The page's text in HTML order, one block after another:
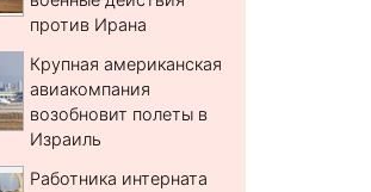
против Ирана
Крупная американская
авиакомпания
возобновит полеты в
Израиль
Работника интерната